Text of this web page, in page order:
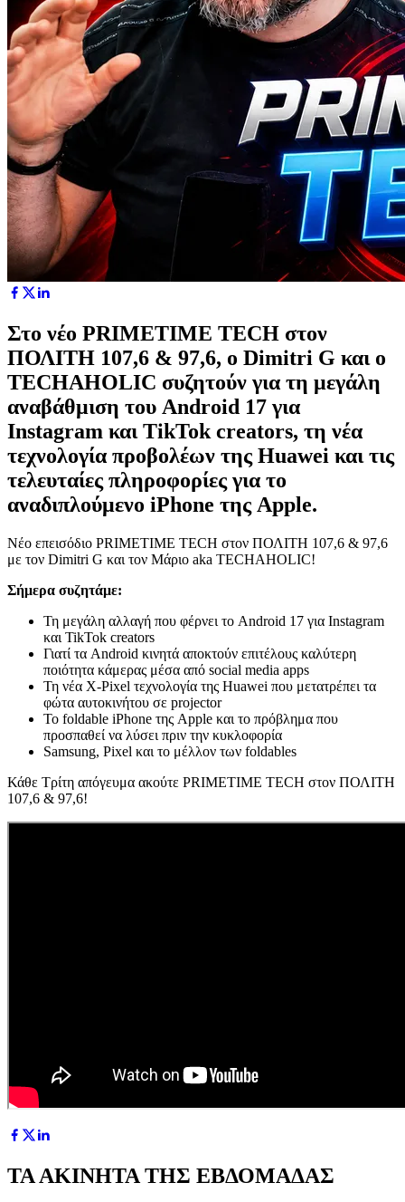
Στο νέο PRIMETIME TECH στον
ΠΟΛΙΤΗ 107,6 & 97,6, ο Dimitri G και ο
TECHAHOLIC συζητούν για τη μεγάλη
αναβάθμιση του Android 17 για
Instagram και TikTok creators, τη νέα
τεχνολογία προβολέων της Huawei και τις
τελευταίες πληροφορίες για το
αναδιπλούμενο iPhone της Apple.
Νέο επεισόδιο PRIMETIME TECH στον ΠΟΛΙΤΗ 107,6 & 97,6
με τον Dimitri G και τον Μάριο aka TECHAHOLIC!
Σήμερα συζητάμε:
Τη μεγάλη αλλαγή που φέρνει το Android 17 για Instagram
και TikTok creators
Γιατί τα Android κινητά αποκτούν επιτέλους καλύτερη
ποιότητα κάμερας μέσα από social media apps
Τη νέα X-Pixel τεχνολογία της Huawei που μετατρέπει τα
φώτα αυτοκινήτου σε projector
Το foldable iPhone της Apple και το πρόβλημα που
προσπαθεί να λύσει πριν την κυκλοφορία
Samsung, Pixel και το μέλλον των foldables
Κάθε Τρίτη απόγευμα ακούτε PRIMETIME TECH στον ΠΟΛΙΤΗ
107,6 & 97,6!
ΤΑ ΑΚΙΝΗΤΑ ΤΗΣ ΕΒΔΟΜΑΔΑΣ